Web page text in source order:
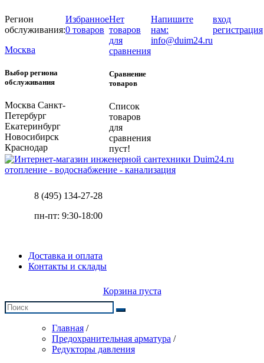
Регион
обслуживания:
Москва
Выбор региона
обслуживания
Москва Санкт-
Петербург
Екатеринбург
Новосибирск
Краснодар
Избранное
0 товаров
Нет
товаров
для
сравнения
Сравнение
товаров
Список
товаров
для
сравнения
пуст!
Напишите
нам:
info@duim24.ru
вход
регистрация
отопление - водоснабжение - канализация
8 (495) 134-27-28
пн-пт: 9:30-18:00
Доставка и оплата
Контакты и склады
Корзина пуста
Главная /
Предохранительная арматура /
Редукторы давления